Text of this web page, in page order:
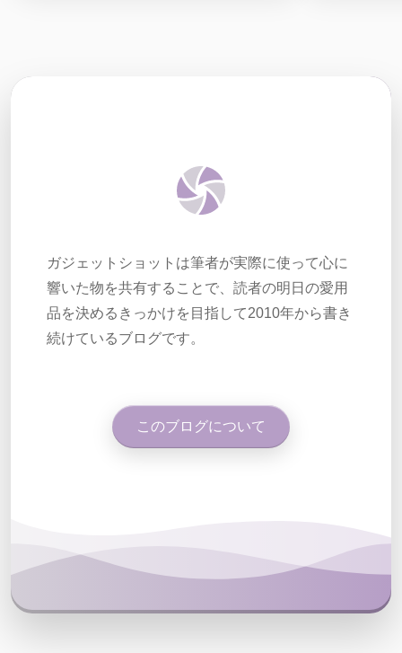
ガジェットショットは筆者が実際に使って心に
響いた物を共有することで、読者の明日の愛用
品を決めるきっかけを目指して2010年から書き
続けているブログです。
このブログについて